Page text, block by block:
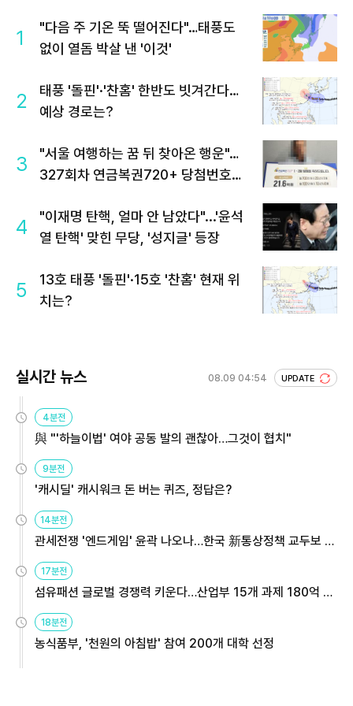
1
"다음 주 기온 뚝 떨어진다"…태풍도
없이 열돔 박살 낸 '이것'
2
태풍 '돌핀'·'찬홈' 한반도 빗겨간다…
예상 경로는?
3
"서울 여행하는 꿈 뒤 찾아온 행운"…
327회차 연금복권720+ 당첨번호조
4
"이재명 탄핵, 얼마 안 남았다"...'윤석
열 탄핵' 맞힌 무당, '성지글' 등장
5
13호 태풍 '돌핀'·15호 '찬홈' 현재 위
치는?
실시간 뉴스 08.09 04:54 UPDATE
4분전
與 "'하늘이법' 여야 공동 발의 괜찮아…그것이 협치"
9분전
'캐시딜' 캐시워크 돈 버는 퀴즈, 정답은?
14분전
관세전쟁 '엔드게임' 윤곽 나오나…한국 新통상정책 교두보 활
용해야
17분전
섬유패션 글로벌 경쟁력 키운다…산업부 15개 과제 180억 지
원
18분전
농식품부, '천원의 아침밥' 참여 200개 대학 선정